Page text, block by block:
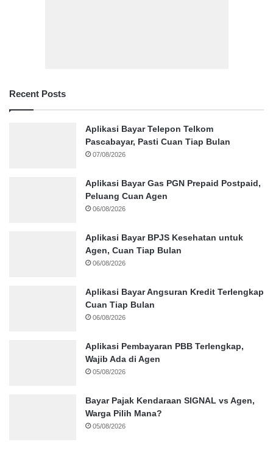
Recent Posts
Aplikasi Bayar Telepon Telkom
Pascabayar, Pasti Cuan Tiap Bulan
07/08/2026
Aplikasi Bayar Gas PGN Prepaid Postpaid,
Peluang Cuan Agen
06/08/2026
Aplikasi Bayar BPJS Kesehatan untuk
Agen, Cuan Tiap Bulan
06/08/2026
Aplikasi Bayar Angsuran Kredit Terlengkap
Cuan Tiap Bulan
06/08/2026
Aplikasi Pembayaran PBB Terlengkap,
Wajib Ada di Agen
05/08/2026
Bayar Pajak Kendaraan SIGNAL vs Agen,
Warga Pilih Mana?
05/08/2026